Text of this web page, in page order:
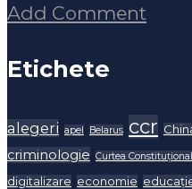
Add Comment
Etichete
alegeri apel Belarus ccr
criminologie Curtea
digitalizare economie